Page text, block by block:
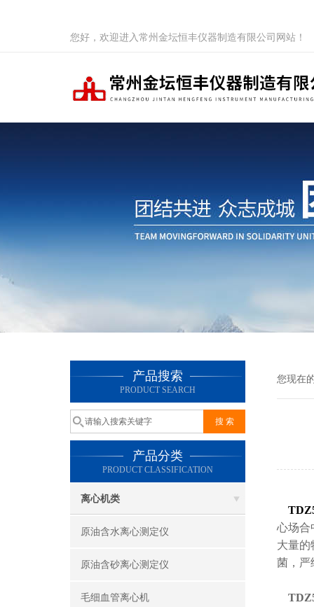
您好，欢迎进入常州金坛恒丰仪器制造有限公司网站！
产品搜索
PRODUCT SEARCH
产品分类
PRODUCT CLASSIFICATION
离心机类
原油含水离心测定仪
原油含砂离心测定仪
毛细血管离心机
您现在
心场合
大量的
菌，严